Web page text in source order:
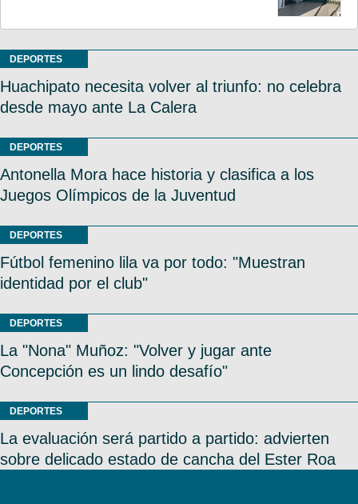
DEPORTES
Huachipato necesita volver al triunfo: no celebra
desde mayo ante La Calera
DEPORTES
Antonella Mora hace historia y clasifica a los
Juegos Olímpicos de la Juventud
DEPORTES
Fútbol femenino lila va por todo: "Muestran
identidad por el club"
DEPORTES
La "Nona" Muñoz: "Volver y jugar ante
Concepción es un lindo desafío"
DEPORTES
La evaluación será partido a partido: advierten
sobre delicado estado de cancha del Ester Roa